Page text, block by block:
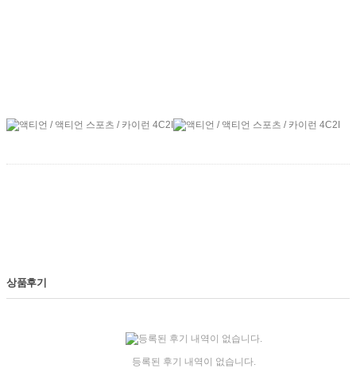
상품후기
등록된 후기 내역이 없습니다.